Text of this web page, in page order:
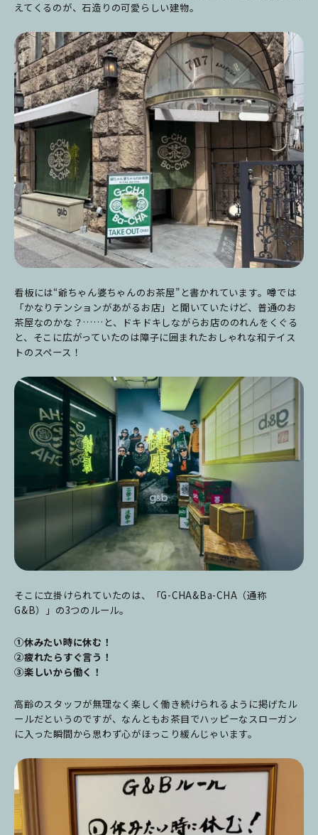
えてくるのが、石造りの可愛らしい建物。
看板には“爺ちゃん婆ちゃんのお茶屋”と書かれています。噂では
「かなりテンションがあがるお店」と聞いていたけど、普通のお
茶屋なのかな？……と、ドキドキしながらお店ののれんをくぐる
と、そこに広がっていたのは障子に囲まれたおしゃれな和テイス
トのスペース！
そこに立掛けられていたのは、「G-CHA&Ba-CHA（通称
G&B）」の3つのルール。
①休みたい時に休む！
②疲れたらすぐ言う！
③楽しいから働く！
高齢のスタッフが無理なく楽しく働き続けられるように掲げたル
ールだというのですが、なんともお茶目でハッピーなスローガン
に入った瞬間から思わず心がほっこり緩んじゃいます。